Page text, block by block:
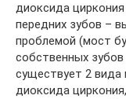
диоксида
передних зубов –
проблемой (мост
собственных
существует 2 вида
диоксида